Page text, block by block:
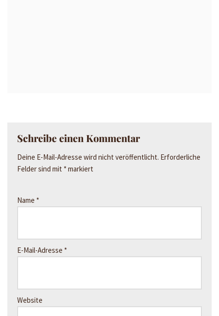
Schreibe einen Kommentar
Deine E-Mail-Adresse wird nicht veröffentlicht. Erforderliche
Felder sind mit *markiert
Name *
E-Mail-Adresse *
Website